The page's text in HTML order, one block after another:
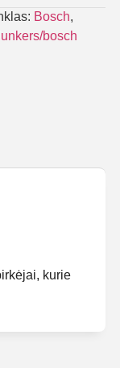
Bosch,
bosch
kurie